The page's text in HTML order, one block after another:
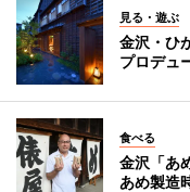
見る・遊ぶ
金沢・ひ
プロデュ
食べる
金沢「あ
あめ製造